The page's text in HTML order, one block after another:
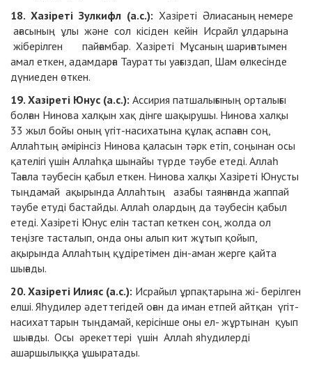
18. Хазіреті Зулкифл (а.с.): Хазіреті Әлиасаның немере
ағасының ұлы және сол кісіден кейін Исрайл ұлдарына
жіберілген пайғамбар. Хазіреті Мұсаның шариғатымен
амал еткен, адамдарға Тауратты уағыздап, Шам өлкесінде
дүниеден өткен.
19. Хазіреті Юнус (а.с.): Ассирия патшалығының орталығы
болған Нинова халқын хақ дінге шақырушы. Нинова халқы
33 жыл бойы оның үгіт-насихатына құлақ аспаған соң,
Аллаһтың әмірінсіз Нинова қаласын тәрк етіп, соңынан осы
қателігі үшін Аллаһқа шынайы түрде тәубе етеді. Аллаһ
Тағала тәубесін қабыл еткен. Нинова халқы Хазіреті Юнусты
тыңдамай ақырында Аллаһтың азабы таянғанда жаппай
тәубе етуді бастайды. Аллаһ олардың да тәубесін қабыл
етеді. Хазіреті Юнус елін тастап кеткен соң, жолда ол
теңізге тасталып, онда оны алып кит жұтып қойып,
ақырында Аллаһтың құдіретімен дін-аман жерге қайта
шығады.
20. Хазіреті Илияс (а.с.): Исрайыл ұрпақтарына жі- берілген
елші. Яһудилер әдеттегідей оған да иман етпей айтқан үгіт-
насихаттарын тыңдамай, керісінше оны ел- жұртынан қуып
шығады. Осы әрекеттері үшін Аллаһ яһудилерді
ашаршылыққа ұшыратады.